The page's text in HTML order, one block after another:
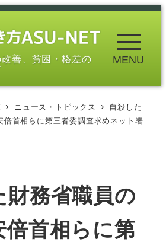
善、貧困・格差の MENU
ニュース・トピックス
自殺した
倍首相らに第三者委調査求めネット署
財務省職員の
倍首相らに第